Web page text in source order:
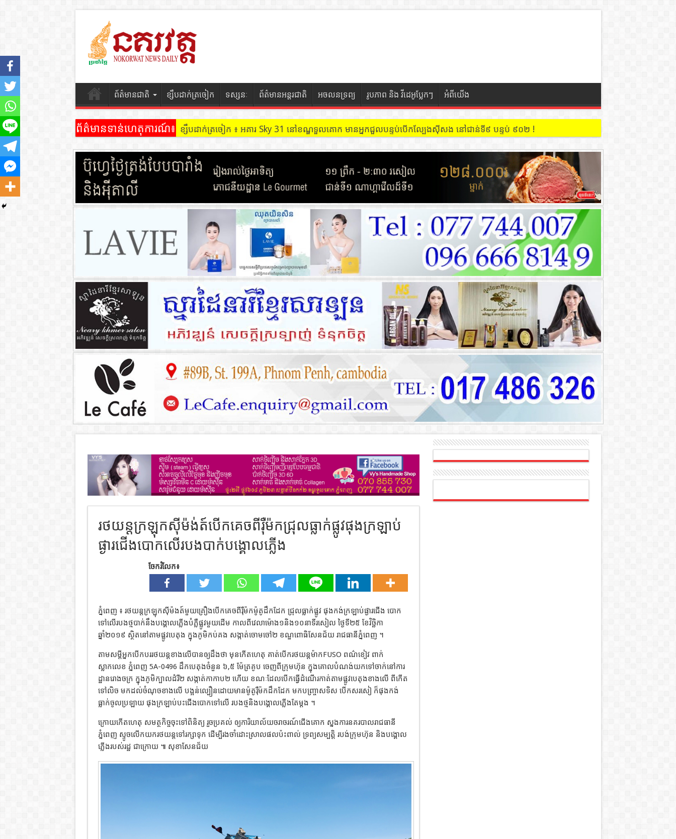
ព័ត៌មានជាតិ ខ្សឹបដាក់ត្រចៀក ទស្សនៈ ព័ត៌មានអន្តរជាតិ អចលនទ្រព្យ រូបភាព និង វីដេអូប្លែកៗ អំពីយើង
ព័ត៌មានទាន់ហេតុការណ៍៖ ខ្សឹបដាក់ត្រចៀក ៖ អគារ Sky 31 នៅខណ្ឌទួលគោក មានអ្នកជួលបន្ទប់បើកល្បែងសុីសង នៅជាន់ទី៩ បន្ទប់ ៩០២ !
រថយន្តក្រឡុកស៊ីម៉ង់ត៍បើកគេចពីរ៉ឺម៉កជ្រុលធ្លាក់ផ្លូវផុងក្រឡាប់
ផ្ងារជើងបោកលើរបងបាក់បង្គោលភ្លើង
ចែករំលែក៖
ភ្នំពេញ ៖ រថយន្តក្រឡុកស៊ីម៉ងត៍មួយគ្រឿងបើកគេចពីរុឺម៉កម៉ូតូដឹកដែក ជ្រុលធ្លាក់ផ្លូវ ផុងកង់ក្រឡាប់ផ្ងារជើង បោក
ទៅលើរបងថ្មបាក់នឹងបង្គោលភ្លើងបំភ្លឺផ្លូវមួយដើម កាលពីវេលាម៉ោង១និង១០នាទីរសៀល ថ្ងៃទី២៥ ខែវិច្ឆិកា
ឆ្នាំ២០១៩ ស្ថិតនៅតាមផ្លូវបេតុង ក្នុងភូមិកប់គង សង្កាត់ចោមចៅ២ ខណ្ឌពោធិសែនជ័យ រាជធានីភ្នំពេញ ។
តាមសម្តីអ្នកបើកបររថយន្តខាងលើបានឲ្យដឹងថា មុនកើតហេតុ គាត់បើករថយន្តម៉ាកFUSO ពណ៌ខៀវ ពាក់
ស្លាកលេខ ភ្នំពេញ 5A-0496 ដឹកបេតុងចំនួន ៦,៥ ម៉ែត្រគូប ចេញពីក្រុមហ៊ុន ក្នុងគោលបំណង់យកទៅចាក់នៅការ
ដ្ឋានរោងចក្រ ក្នុងភូមិក្បាលដំរី២ សង្កាត់កាកាប២ ហើយ ខណៈដែលបើកធ្វើដំណើរកាត់តាមផ្លូវបេតុងខាងលើ ពីកើត
ទៅលិច មកដល់ចំណុចខាងលើ បង្អន់ល្បឿនដោយមានម៉ូតូរុឺម៉កដឹកដែក មកបញ្ច្រាសទិស បើកសរសៀ ក៏ផុងកង់
ធ្លាក់ចូលប្រឡាយ ផុងក្រឡាប់បះជើងបោកទៅលើ របងថ្មនិងបង្គោលភ្លើងតែម្តង ។
ក្រោយកើតហេតុ សមត្ថកិច្ចចុះទៅពិនិត្យ រួចប្រគល់ ឲ្យការិយាល័យចរាចរណ៍ជើងគោក ស្នងការនគរបាលរាជធានី
ភ្នំពេញ ស្ទូចលើកយករថយន្តទៅរក្សាទុក ដើម្បីរងចាំដោះស្រាលផលប៉ះពាល់ ទ្រព្យសម្បត្តិ របង់ក្រុមហ៊ុន និងបង្គោល
ភ្លើងរបស់រដ្ឋ ជាក្រោយ ៕ សុខាសែនជ័យ​